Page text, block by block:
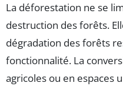
La déforestation ne se
destruction des forêts.
dégradation des forêts
fonctionnalité. La
agricoles ou en espaces